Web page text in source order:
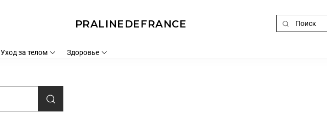
PRALINEDEFRANCE
Уход за телом Здоровье